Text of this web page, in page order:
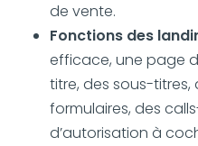
de vente.
Fonctions des
efficace, une page
titre, des sous-titres,
formulaires, des
d’autorisation à